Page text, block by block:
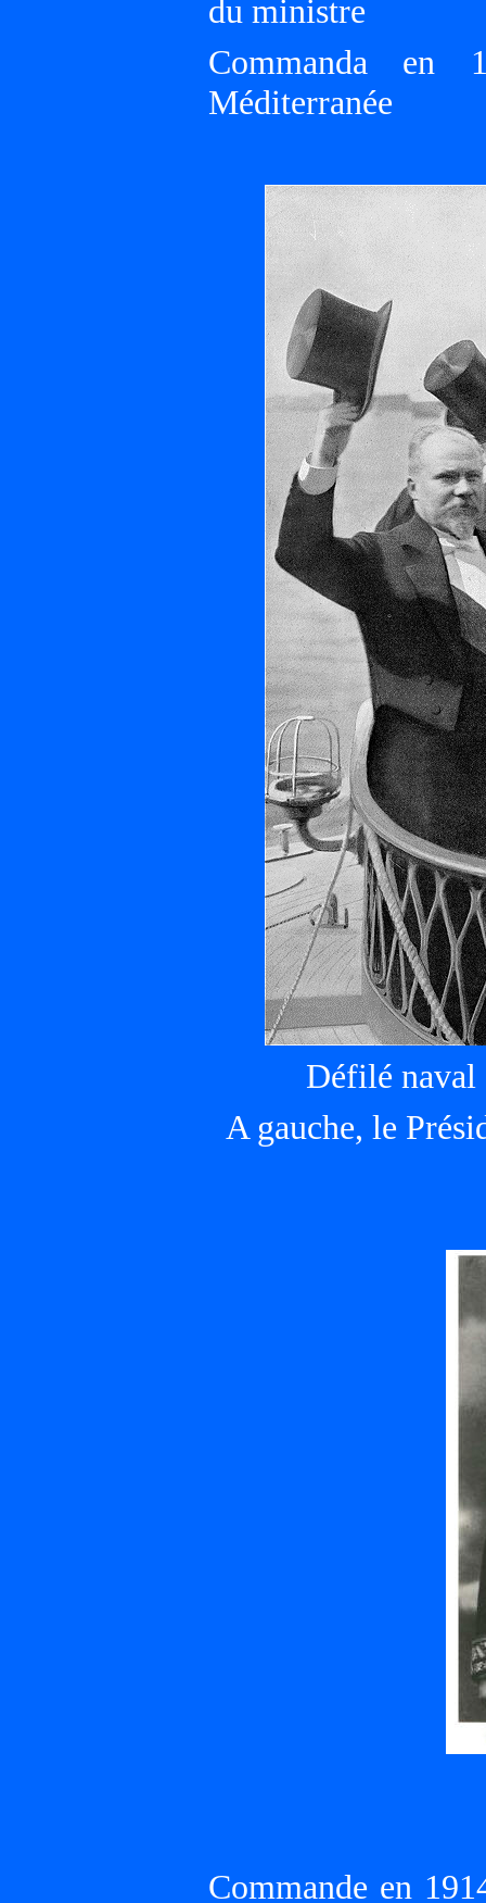
du ministre
Commanda en
Méditerranée
Défilé naval
A gauche, le
Commande en